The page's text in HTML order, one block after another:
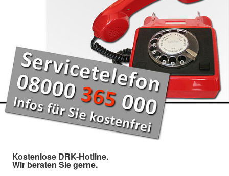
Kostenlose DRK-Hotline.
Wir beraten Sie gerne.